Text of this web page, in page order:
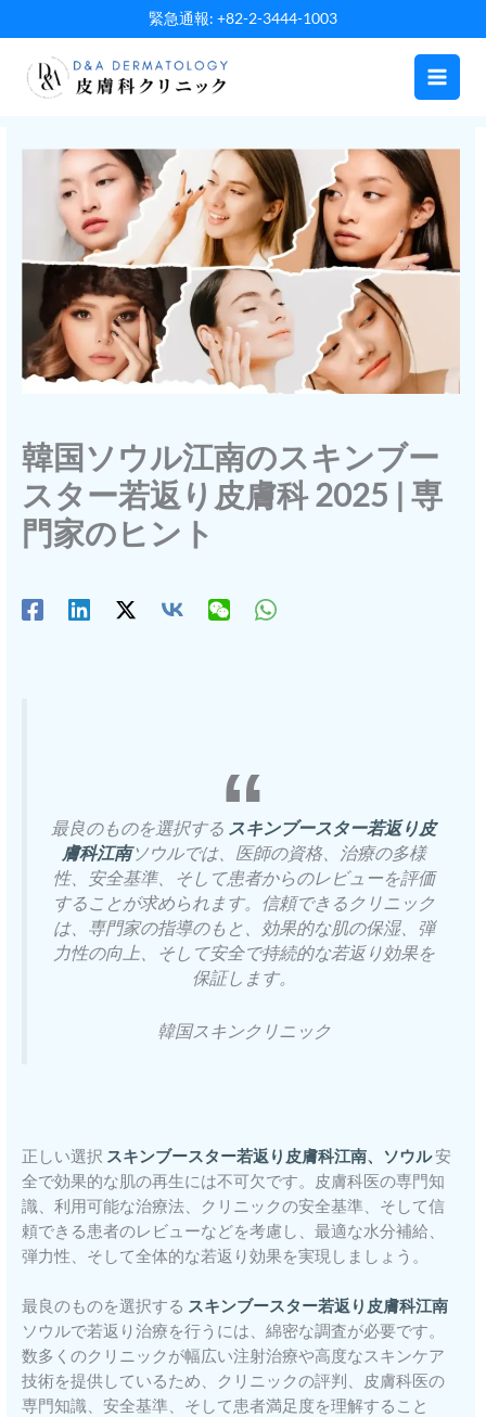
容
緊急通報: +82-2-3444-1003
韓国ソウル江南のスキンブー
スター若返り皮膚科 2025 | 専
門家のヒント
最良のものを選択する スキンブースター若返り皮
膚科江南ソウルでは、医師の資格、治療の多様
性、安全基準、そして患者からのレビューを評価
することが求められます。信頼できるクリニック
は、専門家の指導のもと、効果的な肌の保湿、弾
力性の向上、そして安全で持続的な若返り効果を
保証します。
韓国スキンクリニック
正しい選択 スキンブースター若返り皮膚科江南、ソウル安
全で効果的な肌の再生には不可欠です。皮膚科医の専門知
識、利用可能な治療法、クリニックの安全基準、そして信
頼できる患者のレビューなどを考慮し、最適な水分補給、
弾力性、そして全体的な若返り効果を実現しましょう。
最良のものを選択する スキンブースター若返り皮膚科江南
ソウルで若返り治療を行うには、綿密な調査が必要です。
数多くのクリニックが幅広い注射治療や高度なスキンケア
技術を提供しているため、クリニックの評判、皮膚科医の
専門知識、安全基準、そして患者満足度を理解すること